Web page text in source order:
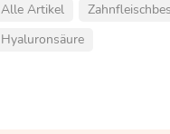
Alle Artikel
Hyaluronsäure